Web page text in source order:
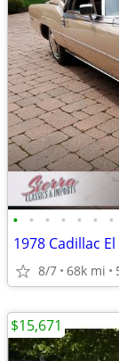
• • • • • • •
1978 Cadillac
8/7 68k mi
$15,671